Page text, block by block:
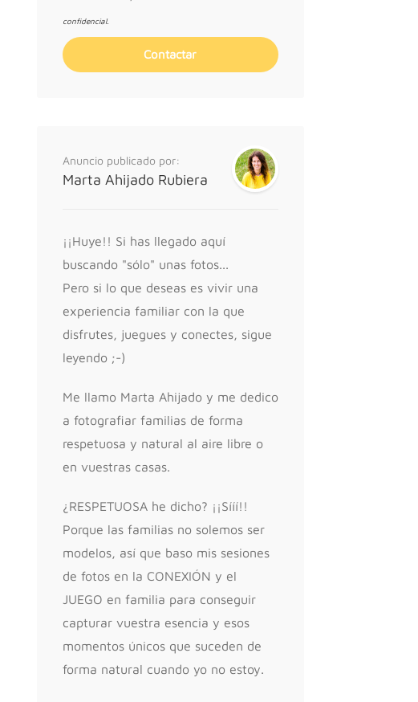
confidencial.
Anuncio publicado por:
Marta Ahijado Rubiera
¡¡Huye!! Si has llegado aquí
buscando "sólo" unas fotos...
Pero si lo que deseas es vivir una
experiencia familiar con la que
disfrutes, juegues y conectes, sigue
leyendo ;-)
Me llamo Marta Ahijado y me dedico
a fotografiar familias de forma
respetuosa y natural al aire libre o
en vuestras casas.
¿RESPETUOSA he dicho? ¡¡Sííí!!
Porque las familias no solemos ser
modelos, así que baso mis sesiones
de fotos en la CONEXIÓN y el
JUEGO en familia para conseguir
capturar vuestra esencia y esos
momentos únicos que suceden de
forma natural cuando yo no estoy.